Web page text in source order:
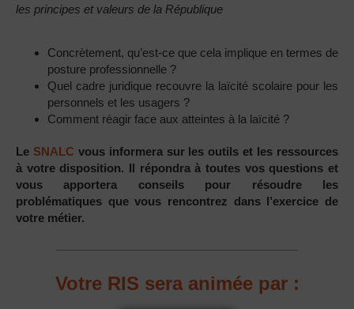
les principes et valeurs de la République
Concrètement, qu’est-ce que cela implique en termes de
posture professionnelle ?
Quel cadre juridique recouvre la laïcité scolaire pour les
personnels et les usagers ?
Comment réagir face aux atteintes à la laïcité ?
Le SNALC vous informera sur les outils et les ressources
à votre disposition. Il répondra à toutes vos questions et
vous apportera conseils pour résoudre les
problématiques que vous rencontrez dans l’exercice de
votre métier.
Votre RIS sera animée par :